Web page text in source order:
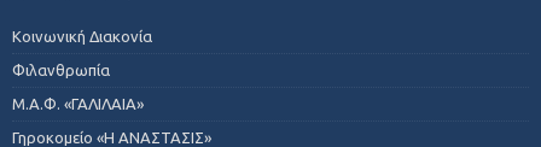
Κοινωνική Διακονία
Φιλανθρωπία
Μ.Α.Φ. «ΓΑΛΙΛΑΙΑ»
Γηροκομείο «Η ΑΝΑΣΤΑΣΙΣ»